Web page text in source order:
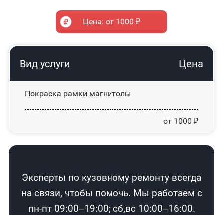
Цена: от 1000 ₽
Вид услуги Цена
Покраска рамки магнитолы
от 1000 ₽
Эксперты по кузовному ремонту всегда
на связи, чтобы помочь. Мы работаем с
пн-пт 09:00–19:00; сб,вс 10:00–16:00.